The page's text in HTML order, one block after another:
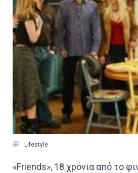
 Lifestyle
«Friends», 18 χρόνια από το